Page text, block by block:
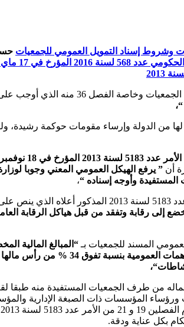
لسنة 2016 المؤرخ في 17 ماي 2016
“،
من الدولة وإرساء مقومات حوكمة رشيدة،
أن ” يرفع الهيكل العمومي المعني وجوبا
وأوجه إسناده “،
إلى رقابة وتفقد من قبل هياكل الرقابة
“المبالغ المالية
المؤسسات ذات الصبغة الإدارية أو
“،
من طرف الجمعيات المستفيدة منه طبقا
ورؤساء المؤسسات ذات الصبغة الإدارية
بكل عناية ودقة.